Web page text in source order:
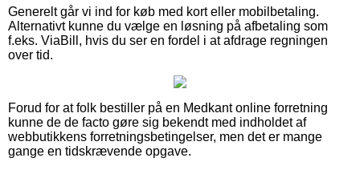
Generelt går vi ind for køb med kort eller mobilbetaling.
Alternativt kunne du vælge en løsning på afbetaling som
f.eks. ViaBill, hvis du ser en fordel i at afdrage regningen
over tid.
Forud for at folk bestiller på en Medkant online forretning
kunne de de facto gøre sig bekendt med indholdet af
webbutikkens forretningsbetingelser, men det er mange
gange en tidskrævende opgave.